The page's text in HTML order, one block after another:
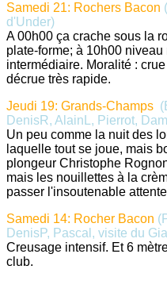
Samedi 21: Rochers Bacon
d'Under)
A 00h00 ça crache sous la
plate-forme; à 10h00
intermédiaire. Moralité :
décrue très rapide.
Jeudi 19: Grands-Champs
DenisR, AlainL, Pierrot,
Un peu comme la nuit des
laquelle tout se joue, mais
plongeur Christophe
mais les nouillettes à la
passer l'insoutenable
Samedi 14: Rocher Bacon
DenisP, Pascal, visite du
Creusage intensif. Et 6
club.